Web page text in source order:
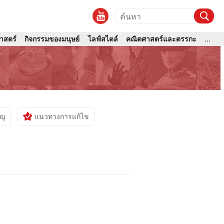
สตร์ กิจกรรมของมนุษย์ ไลฟ์สไตล์ คณิตศาสตร์และตรรกะ
...
แนวทางการแก้ไข